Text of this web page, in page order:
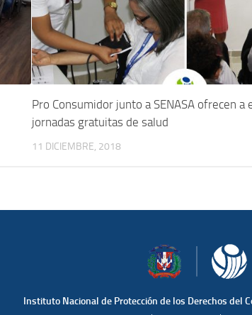
Pro Consumidor junto a SENASA ofrecen a
jornadas gratuitas de salud
11 DICIEMBRE, 2018
Instituto Nacional de Protección de los Derechos del